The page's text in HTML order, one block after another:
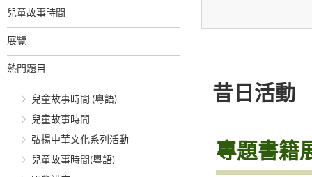
兒童故事時間
展覽
熱門題目
兒童故事時間 (粵語)
兒童故事時間
弘揚中華文化系列活動
兒童故事時間(粵語)
昔日活動
專題書籍